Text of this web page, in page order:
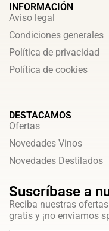
INFORMACIÓN
Aviso legal
Condiciones generales
Política de privacidad
Política de cookies
DESTACAMOS
Ofertas
Novedades Vinos
Novedades Destilados
Suscríbase a
Reciba nuestras
gratis y ¡no enviamos